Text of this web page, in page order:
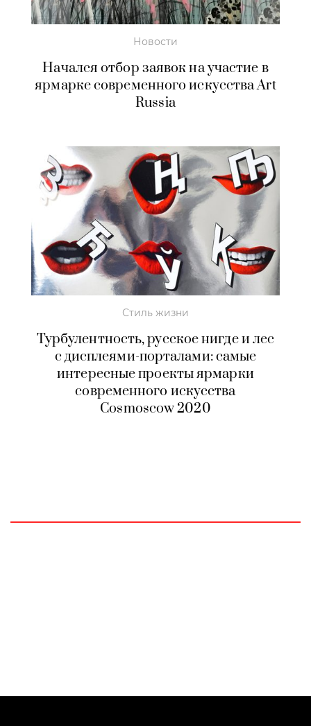
Новости
Начался отбор заявок на участие в
ярмарке современного искусства Art
Russia
Стиль жизни
Турбулентность, русское нигде и лес
с дисплеями-порталами: самые
интересные проекты ярмарки
современного искусства
Cosmoscow 2020